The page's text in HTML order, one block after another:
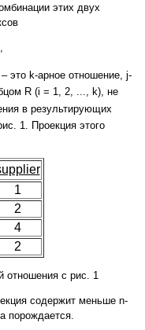
этих двух
,
это k-арное отношение, j-
R (i = 1, 2, ..., k), не
в результирующих
1. Проекция этого
1
2
4
2
отношения с рис. 1
содержит меньше n-
порождается.